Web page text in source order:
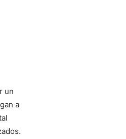
un
a